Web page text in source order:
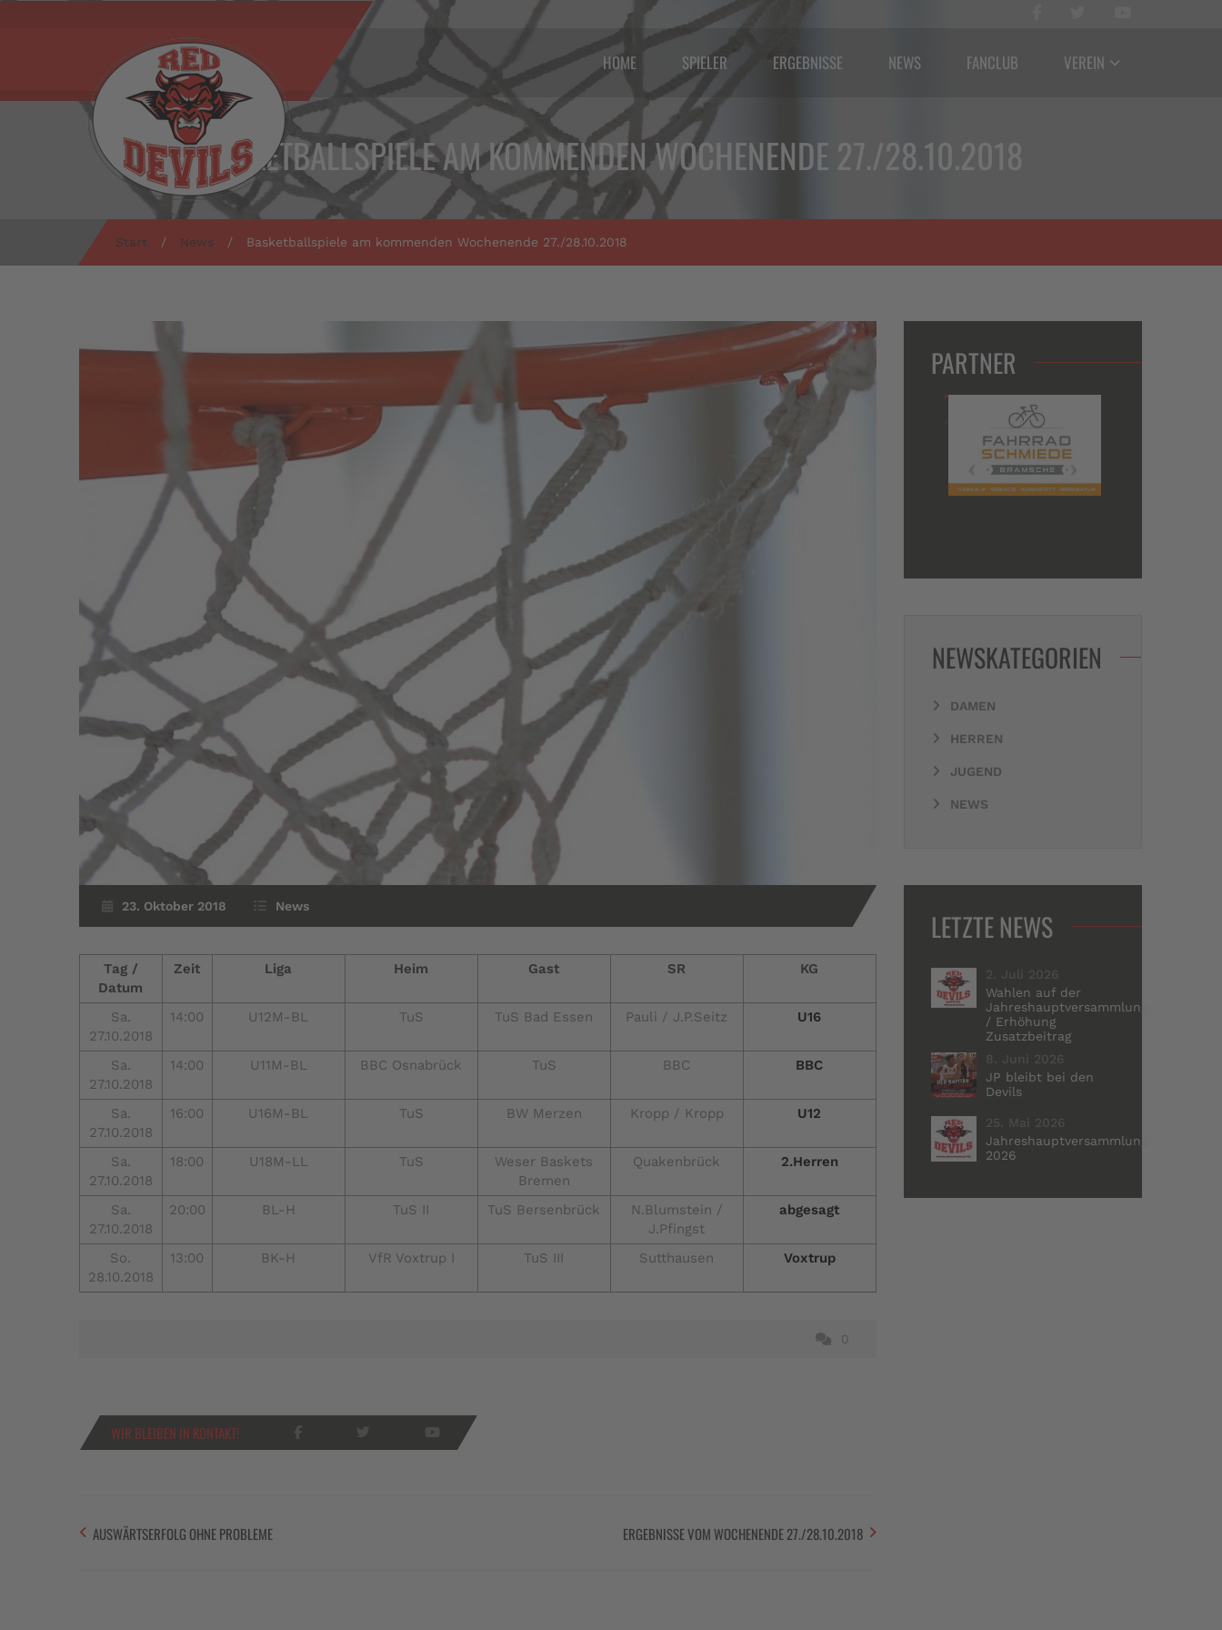
HOME SPIELER ERGEBNISSE NEWS FANCLUB VEREIN
BASKETBALLSPIELE AM KOMMENDEN WOCHENENDE 27./28.10.2018
Start / News / Basketballspiele am kommenden Wochenende 27./28.10.2018
23. Oktober 2018 News
Tag /
Datum
Zeit Liga Heim Gast SR KG
Sa.
27.10.2018
14:00 U12M-BL TuS TuS Bad Essen Pauli / J.P.Seitz U16
Sa.
27.10.2018
14:00 U11M-BL BBC Osnabrück TuS BBC BBC
Sa.
27.10.2018
16:00 U16M-BL TuS BW Merzen Kropp / Kropp U12
Sa.
27.10.2018
18:00 U18M-LL TuS
Weser Baskets
Bremen
Quakenbrück 2.Herren
Sa.
27.10.2018
20:00 BL-H TuS II TuS Bersenbrück
N.Blumstein /
J.Pfingst
abgesagt
So.
28.10.2018
13:00 BK-H VfR Voxtrup I TuS III Sutthausen Voxtrup
0
WIR BLEIBEN IN KONTAKT!
AUSWÄRTSERFOLG OHNE PROBLEME ERGEBNISSE VOM WOCHENENDE 27./28.10.2018
PARTNER
NEWSKATEGORIEN
DAMEN
HERREN
JUGEND
NEWS
LETZTE NEWS
2. Juli 2026
Wahlen auf der
Jahreshauptversammlung
/ Erhöhung
Zusatzbeitrag
8. Juni 2026
JP bleibt bei den
Devils
25. Mai 2026
Jahreshauptversammlung
2026